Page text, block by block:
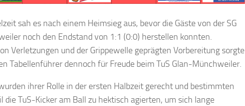
sah es nach einem Heimsieg aus, bevor die Gäste von der SG
noch den Endstand von 1:1 (0:0) herstellen konnten.
Verletzungen und der Grippewelle geprägten Vorbereitung sorgte
Tabellenführer dennoch für Freude beim TuS Glan-Münchweiler.
ihrer Rolle in der ersten Halbzeit gerecht und bestimmten
die TuS-Kicker am Ball zu hektisch agierten, um sich lange